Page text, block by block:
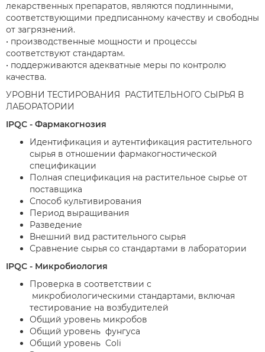
лекарственных препаратов, являются подлинными,
соответствующими предписанному качеству и свободны
от загрязнений.
• производственные мощности и процессы
соответствуют стандартам.
• поддерживаются адекватные меры по контролю
качества.
УРОВНИ ТЕСТИРОВАНИЯ РАСТИТЕЛЬНОГО СЫРЬЯ В
ЛАБОРАТОРИИ
IPQC - Фармакогнозия
Идентификация и аутентификация растительного
сырья в отношении фармакогностической
спецификации
Полная спецификация на растительное сырье от
поставщика
Способ культивирования
Период выращивания
Разведение
Внешний вид растительного сырья
Сравнение сырья со стандартами в лаборатории
IPQC - Микробиология
Проверка в соответствии с
микробиологическими стандартами, включая
тестирование на возбудителей
Общий уровень микробов
Общий уровень фунгуса
Общий уровень Coli